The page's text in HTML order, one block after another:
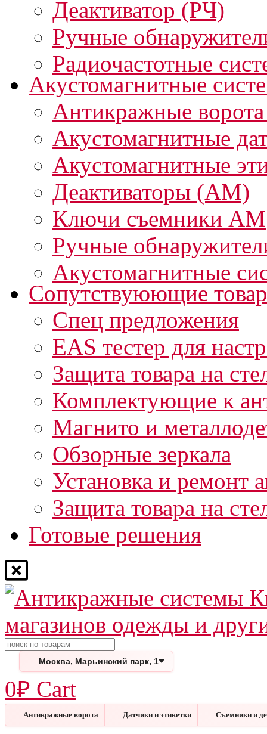
Деактиватор (РЧ)
Ручные
Радиочастотные
Акустомагнитные
Антикражные
Акустомагнитные
Акустомагнитные
Деактиваторы (АМ)
Ключи съемники АМ
Ручные
Акустомагнитные
Сопутствуюющие
Спец предложения
EAS тестер для
Защита товара на
Комплектующие к
Магнито и
Обзорные зеркала
Установка и ремонт
Защита товара на
Готовые решения
Поиск
Москва, Марьинский парк, 1
0₽ Cart
Антикражные ворота Датчики и этикетки Съемники и